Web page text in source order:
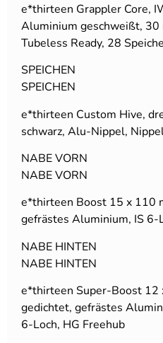
e*thirteen Grappler Core,
Aluminium geschweißt, 30
Tubeless Ready, 28
SPEICHEN
SPEICHEN
e*thirteen Custom Hive,
schwarz, Alu-Nippel,
NABE VORN
NABE VORN
e*thirteen Boost 15 x 110
gefrästes Aluminium, IS 6-
NABE HINTEN
NABE HINTEN
e*thirteen Super-Boost 12
gedichtet, gefrästes
6-Loch, HG Freehub